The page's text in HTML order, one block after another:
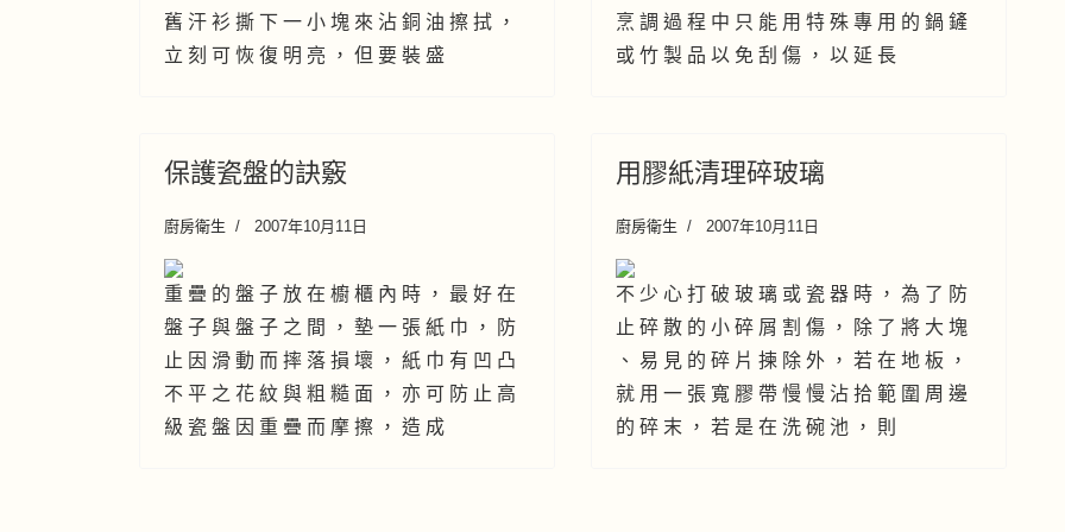
舊 汗 衫 撕 下 一 小 塊 來 沾 銅 油 擦 拭 ，
立 刻 可 恢 復 明 亮 ， 但 要 裝 盛
烹 調 過 程 中 只 能 用 特 殊 專 用 的 鍋 鏟
或 竹 製 品 以 免 刮 傷 ， 以 延 長
保護瓷盤的訣竅
廚房衛生 2007年10月11日
重 疊 的 盤 子 放 在 櫥 櫃 內 時 ， 最 好 在
盤 子 與 盤 子 之 間 ， 墊 一 張 紙 巾 ， 防
止 因 滑 動 而 摔 落 損 壞 ， 紙 巾 有 凹 凸
不 平 之 花 紋 與 粗 糙 面 ， 亦 可 防 止 高
級 瓷 盤 因 重 疊 而 摩 擦 ， 造 成
用膠紙清理碎玻璃
廚房衛生 2007年10月11日
不 少 心 打 破 玻 璃 或 瓷 器 時 ， 為 了 防
止 碎 散 的 小 碎 屑 割 傷 ， 除 了 將 大 塊
、 易 見 的 碎 片 揀 除 外 ， 若 在 地 板 ，
就 用 一 張 寬 膠 帶 慢 慢 沾 拾 範 圍 周 邊
的 碎 末 ， 若 是 在 洗 碗 池 ， 則